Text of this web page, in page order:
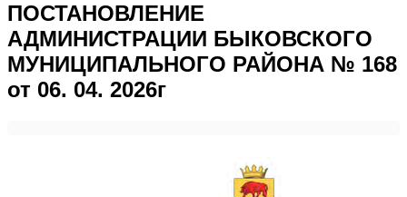
ПОСТАНОВЛЕНИЕ
АДМИНИСТРАЦИИ БЫКОВСКОГО
МУНИЦИПАЛЬНОГО РАЙОНА № 168
от 06. 04. 2026г